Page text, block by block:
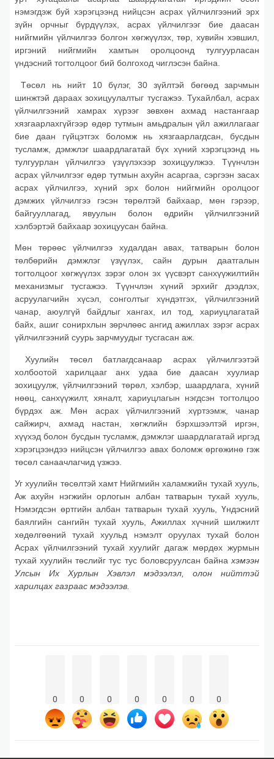
нэмэгдэж буй хэрэгцээнд нийцсэн асрах үйлчилгээний эрх
зүйн орчныг бүрдүүлэх, асрах үйлчилгээг бие даасан
нийгмийн үйлчилгээ болгон хөгжүүлэх, төр, хувийн хэвшил,
иргэний нийгмийн хамтын оролцоонд тулгуурласан
үндэсний тогтолцоог бий болгоход чиглэсэн байна.
Төсөл нь нийт 10 бүлэг, 30 зүйлтэй бөгөөд зарчмын
шинжтэй дараах зохицуулалтыг тусгажээ. Тухайлбал, асрах
үйлчилгээний хамрах хүрээг зөвхөн ахмад настангаар
хязгаарлахгүйгээр өдөр тутмын амьдралын үйл ажиллагааг
бие даан гүйцэтгэх боломж нь хязгаарлагдсан, бусдын
тусламж, дэмжлэг шаардлагатай бүх хүний хэрэгцээнд нь
тулгуурлан үйлчилгээ үзүүлэхээр зохицуулжээ. Түүнчлэн
асрах үйлчилгээг өдөр тутмын ахуйн асаргаа, сэргээн засах
асрах үйлчилгээ, хүний эрх болон нийгмийн оролцоог
дэмжих үйлчилгээ гэсэн төрөлтэй байхаар, мөн гэрээр,
байгууллагад, явуулын болон өдрийн үйлчилгээний
хэлбэртэй байхаар зохицуусан байна.
Мөн төрөөс үйлчилгээ худалдан авах, татварын болон
төлбөрийн дэмжлэг үзүүлэх, сайн дурын даатгалын
тогтолцоог хөгжүүлэх зэрэг олон эх үүсвэрт санхүүжилтийн
механизмыг тусгажээ. Түүнчлэн хүний эрхийг дээдлэх,
асруулагчийн хүсэл, сонголтыг хүндэтгэх, үйлчилгээний
чанар, аюулгүй байдлыг хангах, ил тод, хариуцлагатай
байх, ашиг сонирхлын зөрчлөөс ангид ажиллах зэрэг асрах
үйлчилгээний суурь зарчмуудыг тусгасан аж.
Хуулийн төсөл батлагдсанаар асрах үйлчилгээтэй
холбоотой харилцааг анх удаа бие даасан хуулиар
зохицуулж, үйлчилгээний төрөл, хэлбэр, шаардлага, хүний
нөөц, санхүүжилт, хяналт, хариуцлагын нэгдсэн тогтолцоо
бүрдэх аж. Мөн асрах үйлчилгээний хүртээмж, чанар
сайжирч, ахмад настан, хөгжлийн бэрхшээлтэй иргэн,
хүүхэд болон бусдын тусламж, дэмжлэг шаардлагатай иргэд
хэрэгцээндээ нийцсэн үйлчилгээ авах боломж өргөжинө гэж
төсөл санаачлагчид үзжээ.
Уг хуулийн төсөлтэй хамт Нийгмийн халамжийн тухай хууль,
Аж ахуйн нэгжийн орлогын албан татварын тухай хууль,
Нэмэгдсэн өртгийн албан татварын тухай хууль, Үндэсний
баялгийн сангийн тухай хууль, Ажиллах хүчний шилжилт
хөдөлгөөний тухай хуульд нэмэлт оруулах тухай болон
Асрах үйлчилгээний тухай хуулийг дагаж мөрдөх журмын
тухай хуулийн төслийг тус тус боловсруулсан байна хэмээн
Улсын Их Хурлын Хэвлэл мэдээлэл, олон нийттэй
харилцах газраас мэдээлэв.
0 0 0 0 0 0 0